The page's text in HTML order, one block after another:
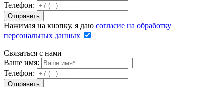
Телефон:
Нажимая на кнопку, я даю согласие на обработку
персональных данных
Связаться с нами
Ваше имя:
Телефон: